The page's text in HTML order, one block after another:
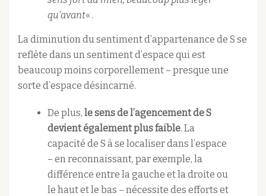
qu’avant« .
La diminution du sentiment d’appartenance de S se
reflète dans un sentiment d’espace qui est
beaucoup moins corporellement – ​​presque une
sorte d’espace désincarné.
De plus, le sens de l’agencement de S
devient également plus faible. La
capacité de S à se localiser dans l’espace
– en reconnaissant, par exemple, la
différence entre la gauche et la droite ou
le haut et le bas – nécessite des efforts et